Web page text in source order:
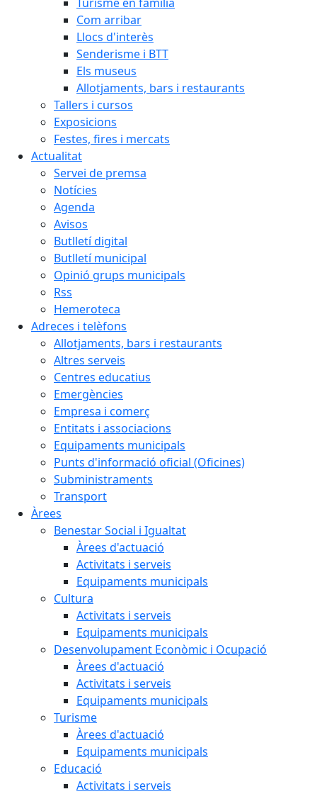
Com arribar
Llocs d'interès
Senderisme i BTT
Els museus
Allotjaments, bars i restaurants
Tallers i cursos
Exposicions
Festes, fires i mercats
Actualitat
Servei de premsa
Notícies
Agenda
Avisos
Butlletí digital
Butlletí municipal
Opinió grups municipals
Rss
Hemeroteca
Adreces i telèfons
Allotjaments, bars i restaurants
Altres serveis
Centres educatius
Emergències
Empresa i comerç
Entitats i associacions
Equipaments municipals
Punts d'informació oficial (Oficines)
Subministraments
Transport
Àrees
Benestar Social i Igualtat
Àrees d'actuació
Activitats i serveis
Equipaments municipals
Cultura
Activitats i serveis
Equipaments municipals
Desenvolupament Econòmic i Ocupació
Àrees d'actuació
Activitats i serveis
Equipaments municipals
Turisme
Àrees d'actuació
Equipaments municipals
Educació
Activitats i serveis